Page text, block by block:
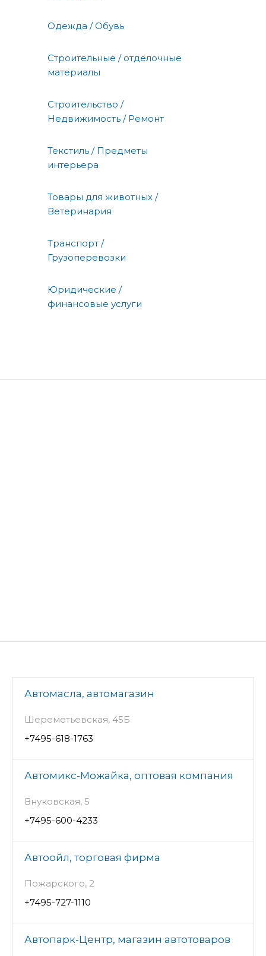
Одежда / Обувь
Строительные / отделочные
материалы
Строительство /
Недвижимость / Ремонт
Текстиль / Предметы
интерьера
Товары для животных /
Ветеринария
Транспорт /
Грузоперевозки
Юридические /
финансовые услуги
Автомасла, автомагазин
Шереметьевская, 45Б
+7495-618-1763
Автомикс-Можайка, оптовая компания
Внуковская, 5
+7495-600-4233
Автоойл, торговая фирма
Пожарского, 2
+7495-727-1110
Автопарк-Центр, магазин автотоваров